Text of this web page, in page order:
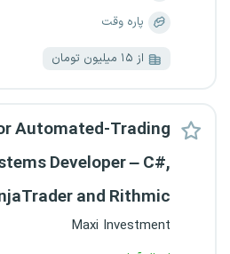
پاره وقت
از ۱۵ میلیون تومان
Automated-Trading
Developer – C#,
and Rithmic
Maxi Investment